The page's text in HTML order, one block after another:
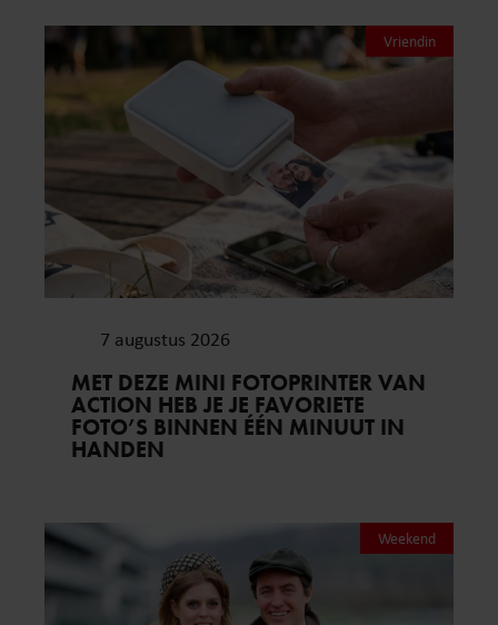
Vriendin
7 augustus 2026
MET DEZE MINI FOTOPRINTER VAN
ACTION HEB JE JE FAVORIETE
FOTO’S BINNEN ÉÉN MINUUT IN
HANDEN
Weekend